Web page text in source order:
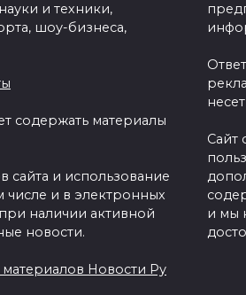
и техники,
шоу-бизнеса,
содержать материалы
сайта и использование
и в электронных
наличии активной
новости.
Новости Ру
Сайт
и мы